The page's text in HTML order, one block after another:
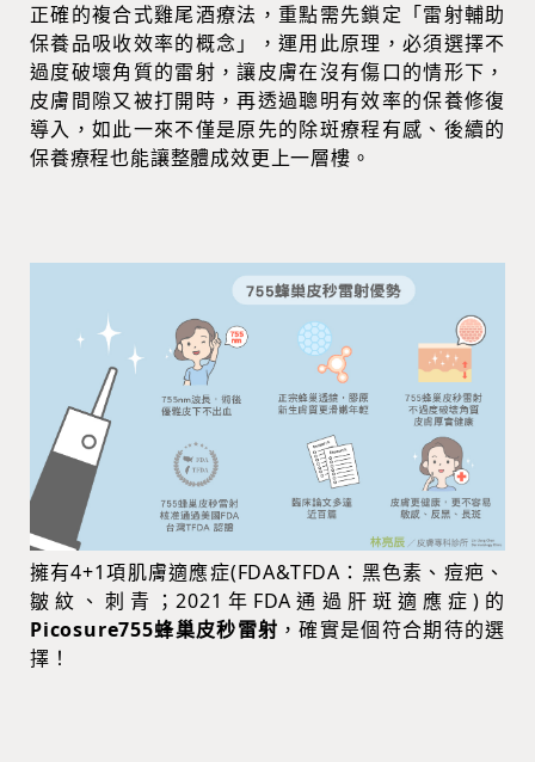
正確的複合式雞尾酒療法，重點需先鎖定「雷射輔助
保養品吸收效率的概念」，運用此原理，必須選擇不
過度破壞角質的雷射，讓皮膚在沒有傷口的情形下，
皮膚間隙又被打開時，再透過聰明有效率的保養修復
導入，如此一來不僅是原先的除斑療程有感、後續的
保養療程也能讓整體成效更上一層樓。
擁有4+1項肌膚適應症(FDA&TFDA：黑色素、痘疤、
皺紋、刺青；2021年FDA通過肝斑適應症)的
Picosure755蜂巢皮秒雷射 ，確實是個符合期待的選
擇！